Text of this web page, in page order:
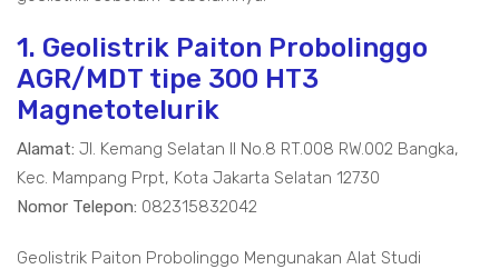
1. Geolistrik Paiton Probolinggo
AGR/MDT tipe 300 HT3
Magnetotelurik
Alamat: Jl. Kemang Selatan II No.8 RT.008 RW.002 Bangka,
Kec. Mampang Prpt, Kota Jakarta Selatan 12730
Nomor Telepon: 082315832042
Geolistrik Paiton Probolinggo Mengunakan Alat Studi